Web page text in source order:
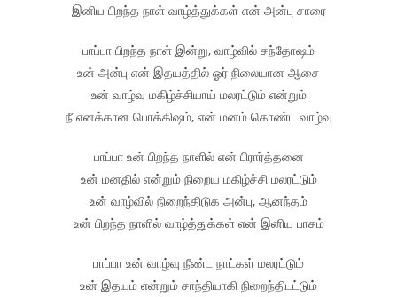
இனிய பிறந்த நாள் வாழ்த்துக்கள் என் அன்பு சாரை
பாப்பா பிறந்த நாள் இன்று, வாழ்வில் சந்தோஷம்
உன் அன்பு என் இதயத்தில் ஓர் நிலையான ஆசை
உன் வாழ்வு மகிழ்ச்சியாய் மலரட்டும் என்றும்
நீ எனக்கான பொக்கிஷம், என் மனம் கொண்ட வாழ்வு
பாப்பா உன் பிறந்த நாளில் என் பிரார்த்தனை
உன் மனதில் என்றும் நிறைய மகிழ்ச்சி மலரட்டும்
உன் வாழ்வில் நிறைந்திடுக அன்பு, ஆனந்தம்
உன் பிறந்த நாளில் வாழ்த்துக்கள் என் இனிய பாசம்
பாப்பா உன் வாழ்வு நீண்ட நாட்கள் மலரட்டும்
உன் இதயம் என்றும் சாந்தியாகி நிறைந்திடட்டும்